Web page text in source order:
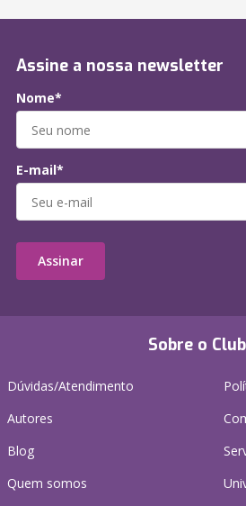
Sobre o
Dúvidas/Atendimento
Autores
Blog
Quem somos
Assine a nossa newsletter
Nome*
E-mail*
Assinar